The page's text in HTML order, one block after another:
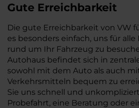
Gute Erreichbarkeit
Die gute Erreichbarkeit von VW
es besonders einfach, uns für alle
rund um Ihr Fahrzeug zu
Autohaus befindet sich in
sowohl mit dem Auto als auch
Verkehrsmitteln bequem zu
Sie uns schnell und
Probefahrt, eine Beratung oder